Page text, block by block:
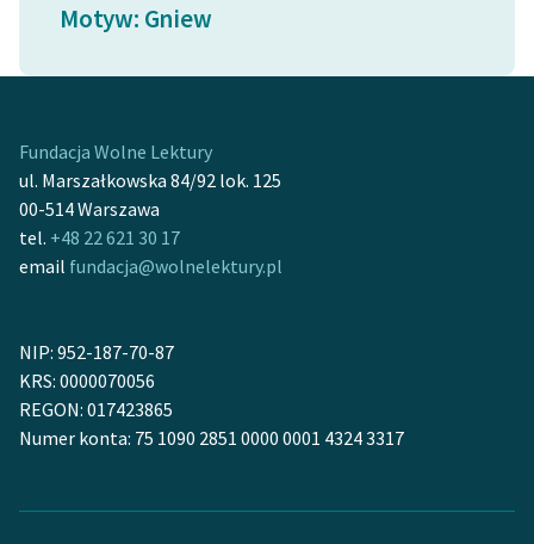
Ręce pełne poezji
Kolekcje edukacyjne
lektur szkolnych oraz
Starego Testamentu
Odkurzamy bohaterów
Szkoła Poezji Wolnych
O nas
Kontakt
Zespół
Motyw: Gniew
Fundacja Wolne Lektury
ul. Marszałkowska 84/92 lok. 125
00-514 Warszawa
tel. +48 22 621 30 17
email fundacja@wolnelektury.pl
NIP: 952-187-70-87
KRS: 0000070056
REGON: 017423865
Numer konta: 75 1090 2851 0000 0001 4324 3317